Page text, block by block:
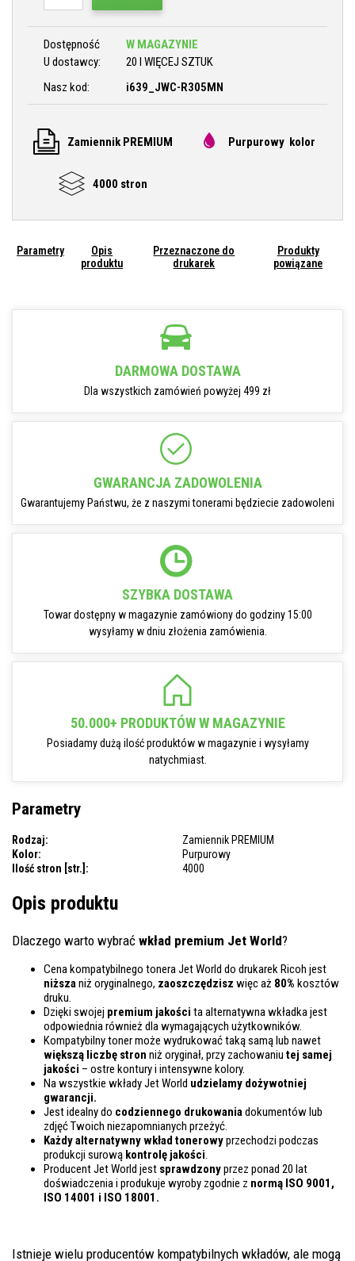
Dostępność
W MAGAZYNIE
U dostawcy:
20 I WIĘCEJ SZTUK
Nasz kod:
i639_JWC-R305MN
Zamiennik PREMIUM Purpurowy kolor
4000 stron
Parametry
Opis
produktu
Przeznaczone do
drukarek
Produkty
powiązane
DARMOWA DOSTAWA
Dla wszystkich zamówień powyżej 499 zł
GWARANCJA ZADOWOLENIA
Gwarantujemy Państwu, że z naszymi tonerami będziecie zadowoleni
SZYBKA DOSTAWA
Towar dostępny w magazynie zamówiony do godziny 15:00
wysyłamy w dniu złożenia zamówienia.
50.000+ PRODUKTÓW W MAGAZYNIE
Posiadamy dużą ilość produktów w magazynie i wysyłamy
natychmiast.
Parametry
Rodzaj:
Zamiennik PREMIUM
Kolor:
Purpurowy
Ilość stron [str.]:
4000
Opis produktu
Dlaczego warto wybrać wkład premium Jet World?
Cena kompatybilnego tonera Jet World do drukarek Ricoh jest
niższaniż oryginalnego, zaoszczędzisz więc aż 80% kosztów
druku.
Dzięki swojej premium jakości ta alternatywna wkładka jest
odpowiednia również dla wymagających użytkowników.
Kompatybilny toner może wydrukować taką samą lub nawet
większą liczbę stron niż oryginał, przy zachowaniu tej samej
jakości – ostre kontury i intensywne kolory.
Na wszystkie wkłady Jet World udzielamy dożywotniej
gwarancji.
Jest idealny do codziennego drukowaniadokumentów lub
zdjęć Twoich niezapomnianych przeżyć.
Każdy alternatywny wkład tonerowyprzechodzi podczas
produkcji surową kontrolę jakości.
Producent Jet World jest sprawdzonyprzez ponad 20 lat
doświadczenia i produkuje wyroby zgodnie z normą ISO 9001,
ISO 14001 i ISO 18001.
Istnieje wielu producentów kompatybilnych wkładów, ale mogą